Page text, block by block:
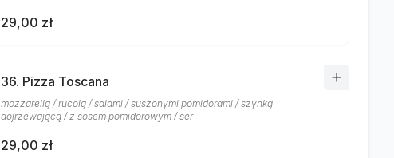
29,00 zł
36. Pizza Toscana
mozzarellą / rucolą / salami / suszonymi pomidorami / szynką
dojrzewającą / z sosem pomidorowym / ser
29,00 zł